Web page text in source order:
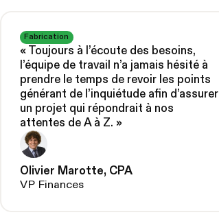
Fabrication
«
Toujours à l’écoute des besoins,
l’équipe de travail n’a jamais hésité à
prendre le temps de revoir les points
générant de l’inquiétude afin d’assurer
un projet qui répondrait à nos
attentes de A à Z. »
Olivier Marotte, CPA
VP Finances